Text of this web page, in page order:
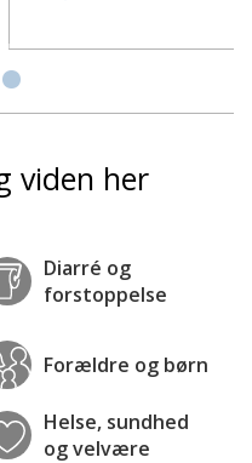
viden her
Diarré og
forstoppelse
Forældre og børn
Helse, sundhed
og velvære